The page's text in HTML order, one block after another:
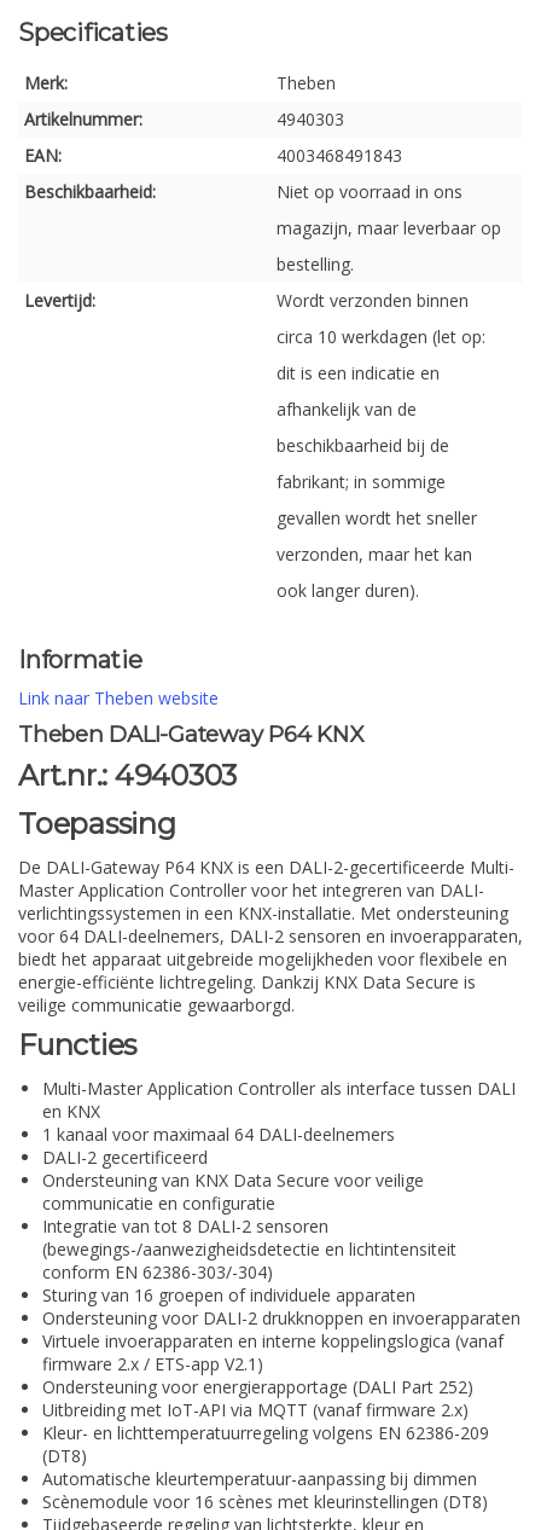
Specificaties
Merk:
Theben
Artikelnummer:
4940303
EAN:
4003468491843
Beschikbaarheid:
Niet op voorraad in ons
magazijn, maar leverbaar op
bestelling.
Levertijd:
Wordt verzonden binnen
circa 10 werkdagen (let op:
dit is een indicatie en
afhankelijk van de
beschikbaarheid bij de
fabrikant; in sommige
gevallen wordt het sneller
verzonden, maar het kan
ook langer duren).
Informatie
Link naar Theben website
Theben DALI-Gateway P64 KNX
Art.nr.: 4940303
Toepassing
De DALI-Gateway P64 KNX is een DALI-2-gecertificeerde Multi-
Master Application Controller voor het integreren van DALI-
verlichtingssystemen in een KNX-installatie. Met ondersteuning
voor 64 DALI-deelnemers, DALI-2 sensoren en invoerapparaten,
biedt het apparaat uitgebreide mogelijkheden voor flexibele en
energie-efficiënte lichtregeling. Dankzij KNX Data Secure is
veilige communicatie gewaarborgd.
Functies
Multi-Master Application Controller als interface tussen DALI
en KNX
1 kanaal voor maximaal 64 DALI-deelnemers
DALI-2 gecertificeerd
Ondersteuning van KNX Data Secure voor veilige
communicatie en configuratie
Integratie van tot 8 DALI-2 sensoren
(bewegings-/aanwezigheidsdetectie en lichtintensiteit
conform EN 62386-303/-304)
Sturing van 16 groepen of individuele apparaten
Ondersteuning voor DALI-2 drukknoppen en invoerapparaten
Virtuele invoerapparaten en interne koppelingslogica (vanaf
firmware 2.x / ETS-app V2.1)
Ondersteuning voor energierapportage (DALI Part 252)
Uitbreiding met IoT-API via MQTT (vanaf firmware 2.x)
Kleur- en lichttemperatuurregeling volgens EN 62386-209
(DT8)
Automatische kleurtemperatuur-aanpassing bij dimmen
Scènemodule voor 16 scènes met kleurinstellingen (DT8)
Tijdgebaseerde regeling van lichtsterkte, kleur en